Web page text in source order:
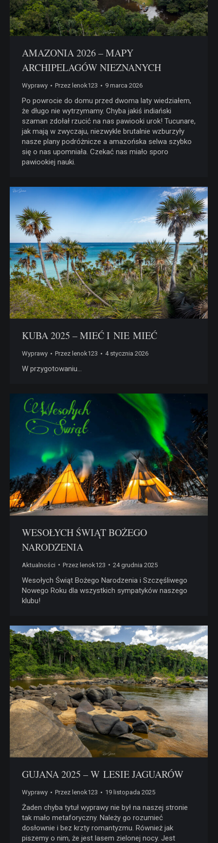
AMAZONIA 2026 – MAPY
ARCHIPELAGÓW NIEZNANYCH
Wyprawy Przez lenok123 9 marca 2026
Po powrocie do domu przed dwoma laty wiedziałem,
że długo nie wytrzymamy. Chyba jakiś indiański
szaman zdołał rzucić na nas pawiooki urok! Tucunare,
jak mają w zwyczaju, niezwykle brutalnie wzburzyły
nasze plany podróżnicze a amazońska selwa szybko
się o nas upomniała. Czekać nas miało sporo
pawiookiej nauki.
KUBA 2025 – MIEĆ I NIE MIEĆ
Wyprawy Przez lenok123 4 stycznia 2026
W przygotowaniu…
WESOŁYCH ŚWIĄT BOŻEGO
NARODZENIA
Aktualności Przez lenok123 24 grudnia 2025
Wesołych Świąt Bożego Narodzenia i Szczęśliwego
Nowego Roku dla wszystkich sympatyków naszego
klubu!
GUJANA 2025 – W LESIE JAGUARÓW
Wyprawy Przez lenok123 19 listopada 2025
Żaden chyba tytuł wyprawy nie był na naszej stronie
tak mało metaforyczny. Należy go rozumieć
dosłownie i bez krzty romantyzmu. Również jak
piszemy o nim, że jest lasem zielonej nocy. Jest